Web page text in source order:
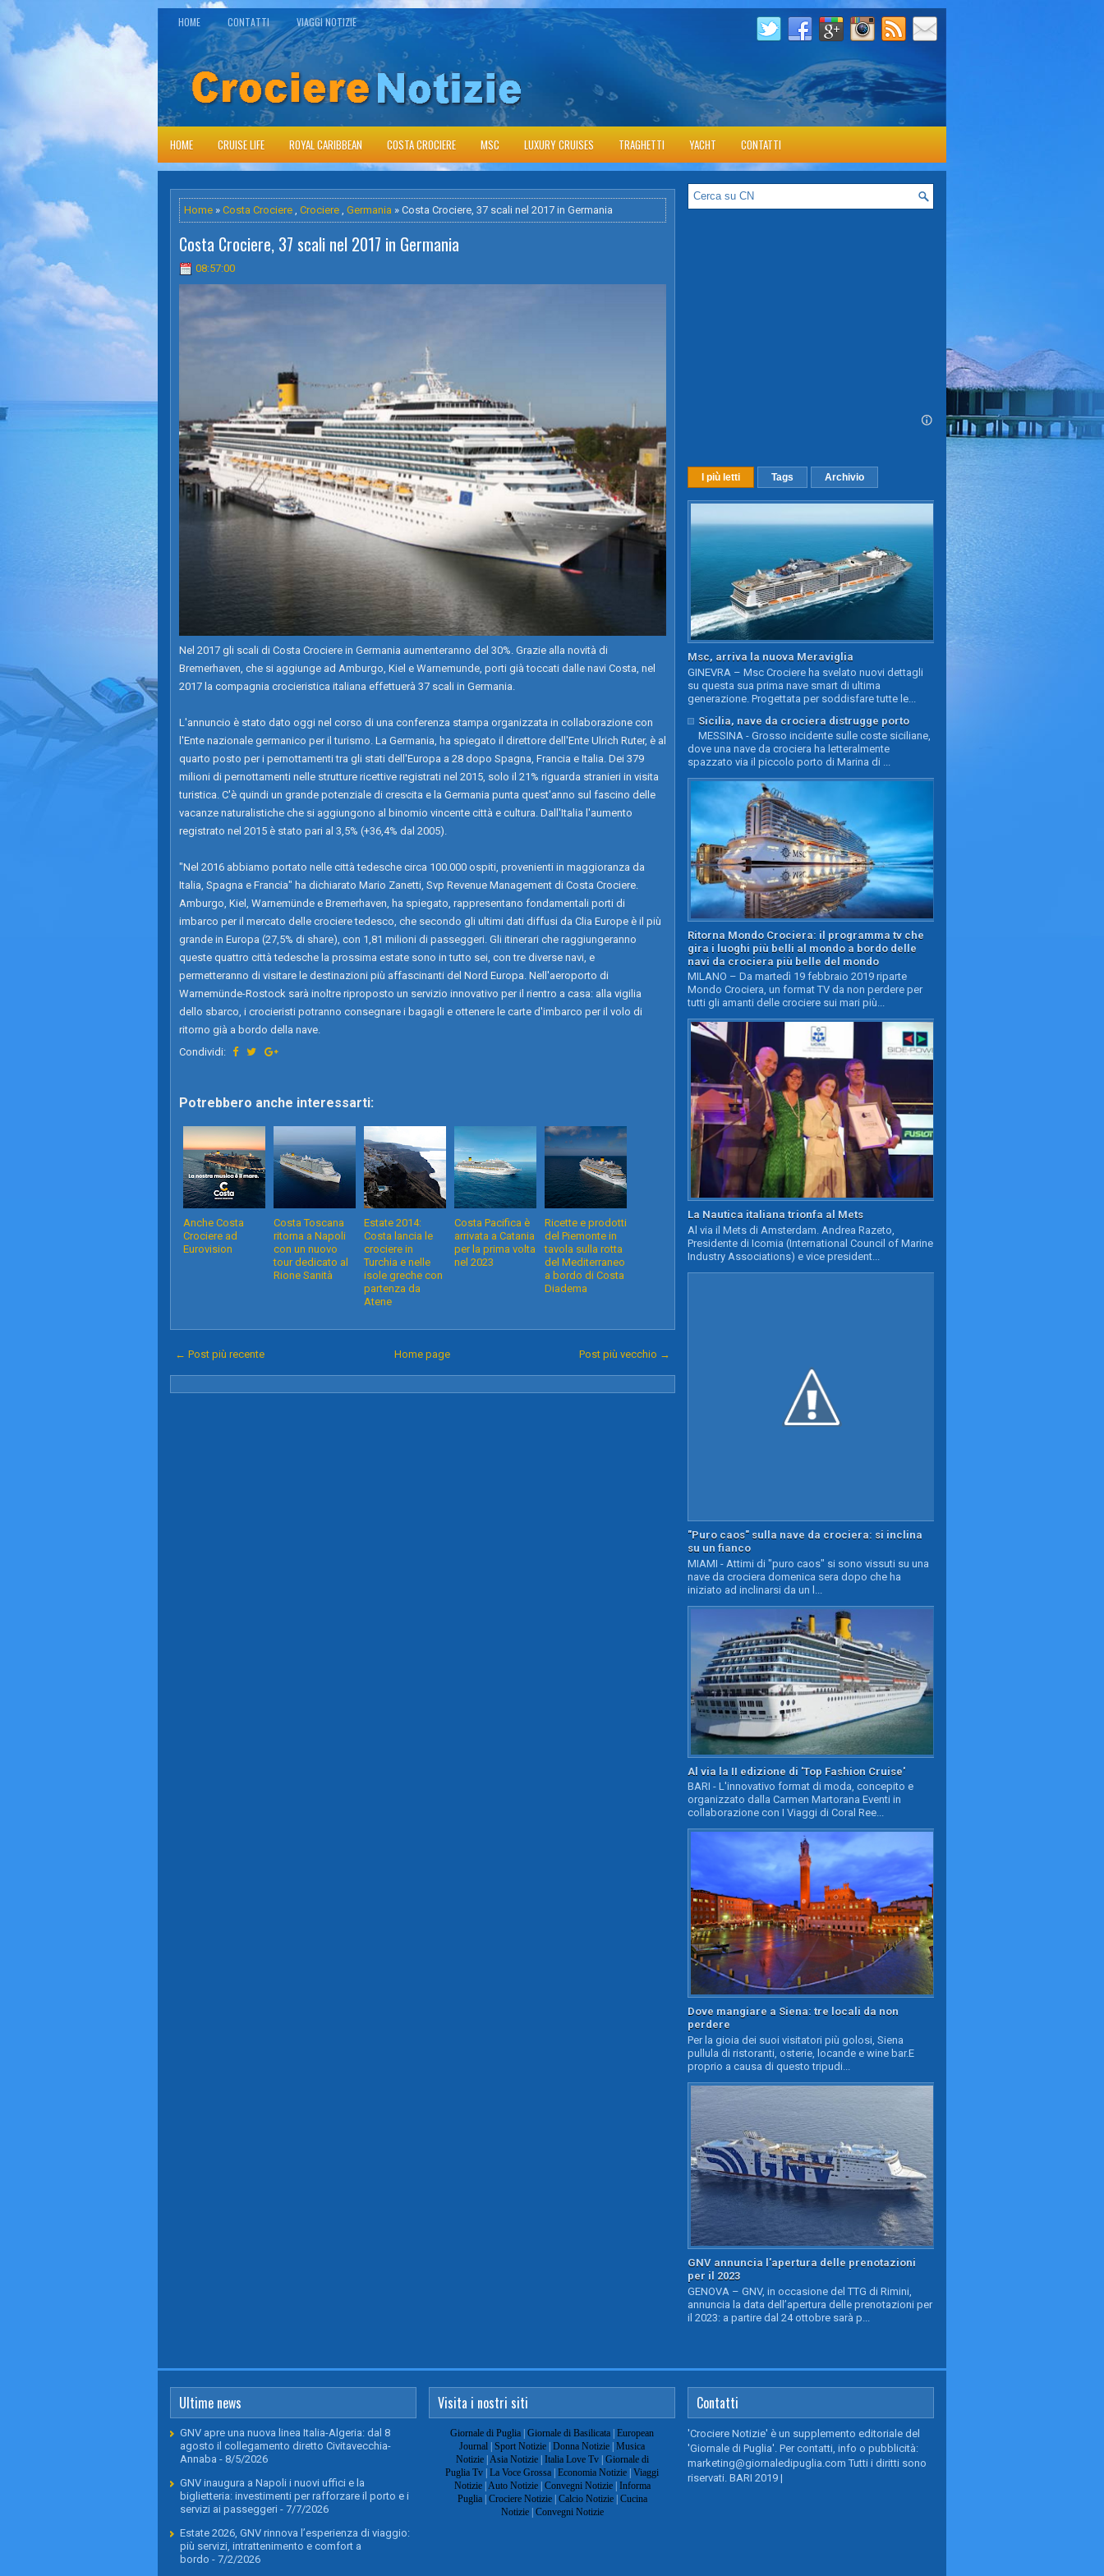
HOME CONTATTI VIAGGI NOTIZIE
HOME CRUISE LIFE ROYAL CARIBBEAN COSTA CROCIERE MSC LUXURY CRUISES TRAGHETTI YACHT CONTATTI
Home » Costa Crociere , Crociere , Germania » Costa Crociere, 37 scali nel 2017 in Germania
Costa Crociere, 37 scali nel 2017 in Germania
08:57:00
Nel 2017 gli scali di Costa Crociere in Germania aumenteranno del 30%. Grazie alla novità di
Bremerhaven, che si aggiunge ad Amburgo, Kiel e Warnemunde, porti già toccati dalle navi Costa, nel
2017 la compagnia crocieristica italiana effettuerà 37 scali in Germania.
L'annuncio è stato dato oggi nel corso di una conferenza stampa organizzata in collaborazione con
l'Ente nazionale germanico per il turismo. La Germania, ha spiegato il direttore dell'Ente Ulrich Ruter, è al
quarto posto per i pernottamenti tra gli stati dell'Europa a 28 dopo Spagna, Francia e Italia. Dei 379
milioni di pernottamenti nelle strutture ricettive registrati nel 2015, solo il 21% riguarda stranieri in visita
turistica. C'è quindi un grande potenziale di crescita e la Germania punta quest'anno sul fascino delle
vacanze naturalistiche che si aggiungono al binomio vincente città e cultura. Dall'Italia l'aumento
registrato nel 2015 è stato pari al 3,5% (+36,4% dal 2005).
"Nel 2016 abbiamo portato nelle città tedesche circa 100.000 ospiti, provenienti in maggioranza da
Italia, Spagna e Francia" ha dichiarato Mario Zanetti, Svp Revenue Management di Costa Crociere.
Amburgo, Kiel, Warnemünde e Bremerhaven, ha spiegato, rappresentano fondamentali porti di
imbarco per il mercato delle crociere tedesco, che secondo gli ultimi dati diffusi da Clia Europe è il più
grande in Europa (27,5% di share), con 1,81 milioni di passeggeri. Gli itinerari che raggiungeranno
queste quattro città tedesche la prossima estate sono in tutto sei, con tre diverse navi, e
permetteranno di visitare le destinazioni più affascinanti del Nord Europa. Nell'aeroporto di
Warnemünde-Rostock sarà inoltre riproposto un servizio innovativo per il rientro a casa: alla vigilia
dello sbarco, i crocieristi potranno consegnare i bagagli e ottenere le carte d'imbarco per il volo di
ritorno già a bordo della nave.
Condividi:
Potrebbero anche interessarti:
Anche Costa
Crociere ad
Eurovision
Costa Toscana
ritorna a Napoli
con un nuovo
tour dedicato al
Rione Sanità
Estate 2014:
Costa lancia le
crociere in
Turchia e nelle
isole greche con
partenza da
Atene
Costa Pacifica è
arrivata a Catania
per la prima volta
nel 2023
Ricette e prodotti
del Piemonte in
tavola sulla rotta
del Mediterraneo
a bordo di Costa
Diadema
← Post più recente Post più vecchio →
Home page
I più letti Tags Archivio
Msc, arriva la nuova Meraviglia
GINEVRA – Msc Crociere ha svelato nuovi dettagli
su questa sua prima nave smart di ultima
generazione. Progettata per soddisfare tutte le...
Sicilia, nave da crociera distrugge porto
MESSINA - Grosso incidente sulle coste siciliane,
dove una nave da crociera ha letteralmente
spazzato via il piccolo porto di Marina di ...
Ritorna Mondo Crociera: il programma tv che
gira i luoghi più belli al mondo a bordo delle
navi da crociera più belle del mondo
MILANO – Da martedì 19 febbraio 2019 riparte
Mondo Crociera, un format TV da non perdere per
tutti gli amanti delle crociere sui mari più...
La Nautica italiana trionfa al Mets
Al via il Mets di Amsterdam. Andrea Razeto,
Presidente di Icomia (International Council of Marine
Industry Associations) e vice president...
"Puro caos" sulla nave da crociera: si inclina
su un fianco
MIAMI - Attimi di "puro caos" si sono vissuti su una
nave da crociera domenica sera dopo che ha
iniziato ad inclinarsi da un l...
Al via la II edizione di 'Top Fashion Cruise'
BARI - L'innovativo format di moda, concepito e
organizzato dalla Carmen Martorana Eventi in
collaborazione con I Viaggi di Coral Ree...
Dove mangiare a Siena: tre locali da non
perdere
Per la gioia dei suoi visitatori più golosi, Siena
pullula di ristoranti, osterie, locande e wine bar.E
proprio a causa di questo tripudi...
GNV annuncia l'apertura delle prenotazioni
per il 2023
GENOVA – GNV, in occasione del TTG di Rimini,
annuncia la data dell’apertura delle prenotazioni per
il 2023: a partire dal 24 ottobre sarà p...
Ultime news
GNV apre una nuova linea Italia-Algeria: dal 8
agosto il collegamento diretto Civitavecchia-
Annaba - 8/5/2026
GNV inaugura a Napoli i nuovi uffici e la
biglietteria: investimenti per rafforzare il porto e i
servizi ai passeggeri - 7/7/2026
Estate 2026, GNV rinnova l’esperienza di viaggio:
più servizi, intrattenimento e comfort a
bordo - 7/2/2026
Visita i nostri siti
Giornale di Puglia | Giornale di Basilicata | European
Journal | Sport Notizie | Donna Notizie | Musica
Notizie| Asia Notizie| Italia Love Tv| Giornale di
Puglia Tv | La Voce Grossa | Economia Notizie | Viaggi
Notizie| Auto Notizie| Convegni Notizie| Informa
Puglia| Crociere Notizie| Calcio Notizie| Cucina
Notizie| Convegni Notizie
Contatti
'Crociere Notizie' è un supplemento editoriale del
'Giornale di Puglia'. Per contatti, info o pubblicità:
marketing@giornaledipuglia.com Tutti i diritti sono
riservati. BARI 2019 |